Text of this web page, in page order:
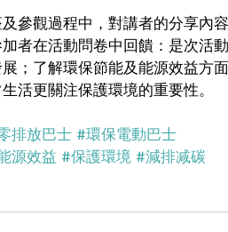
參觀過程中，對講者的分享內
者在活動問卷中回饋：是次活
；了解環保節能及能源效益方
活更關注保護環境的重要性。
排放巴士 #環保電動巴士
源效益 #保護環境 #減排减碳